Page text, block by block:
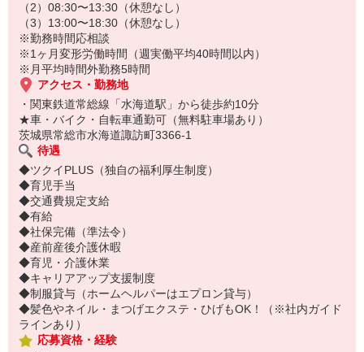
（2）08:30〜13:30（休憩なし）
（3）13:00〜18:30（休憩なし）
※勤務時間応相談
※1ヶ月変形労働時間（週実働平均40時間以内）
※月平均時間外勤務5時間
アクセス・勤務地
・関東鉄道常総線「水海道駅」から徒歩約10分
★車・バイク・自転車通勤可（無料駐車場あり）
茨城県常総市水海道諏訪町3366-1
待遇
◆ツクイPLUS（独自の福利厚生制度）
◆育児手当
◆交通費規定支給
◆有給
◆社保完備（準法令）
◆産前産後介護休暇
◆育児・介護休業
◆キャリアアップ支援制度
◆制服貸与（ホームヘルパーはエプロン貸与）
◆髪色やネイル・まつげエクステ・ひげもOK！（※社内ガイド
ラインあり）
応募資格・経験